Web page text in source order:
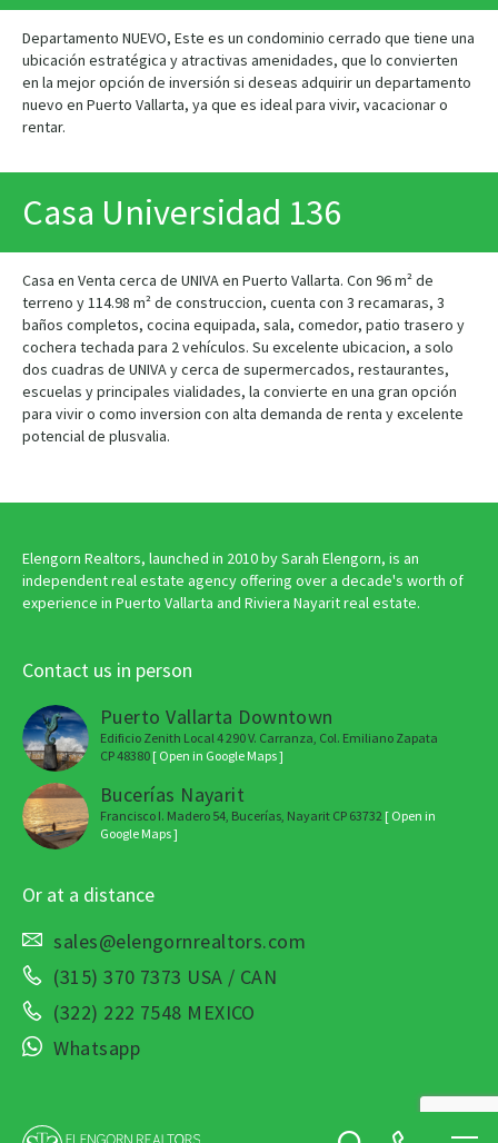
Departamento NUEVO, Este es un condominio cerrado que tiene una
ubicación estratégica y atractivas amenidades, que lo convierten
en la mejor opción de inversión si deseas adquirir un departamento
nuevo en Puerto Vallarta, ya que es ideal para vivir, vacacionar o
rentar.
Casa Universidad 136
Casa en Venta cerca de UNIVA en Puerto Vallarta. Con 96 m² de
terreno y 114.98 m² de construccion, cuenta con 3 recamaras, 3
baños completos, cocina equipada, sala, comedor, patio trasero y
cochera techada para 2 vehículos. Su excelente ubicacion, a solo
dos cuadras de UNIVA y cerca de supermercados, restaurantes,
escuelas y principales vialidades, la convierte en una gran opción
para vivir o como inversion con alta demanda de renta y excelente
potencial de plusvalia.
Elengorn Realtors, launched in 2010 by Sarah Elengorn, is an
independent real estate agency offering over a decade's worth of
experience in Puerto Vallarta and Riviera Nayarit real estate.
Contact us in person
Puerto Vallarta Downtown
Edificio Zenith Local 4 290 V. Carranza, Col. Emiliano Zapata
CP 48380 [ Open in Google Maps ]
Bucerías Nayarit
Francisco I. Madero 54, Bucerías, Nayarit CP 63732 [ Open in
Google Maps ]
Or at a distance
sales@elengornrealtors.com
(315) 370 7373 USA / CAN
(322) 222 7548 MEXICO
Whatsapp